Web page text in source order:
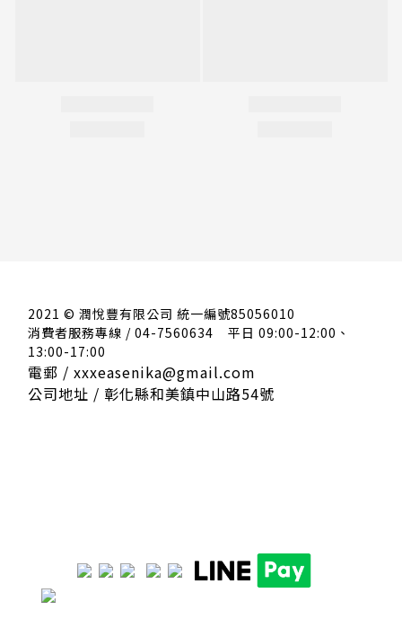
2021 © 潤悅豐有限公司 統一編號85056010
消費者服務專線 / 04-7560634 平日 09:00-12:00、
13:00-17:00
電郵 / xxxeasenika@gmail.com
公司地址 / 彰化縣和美鎮中山路54號